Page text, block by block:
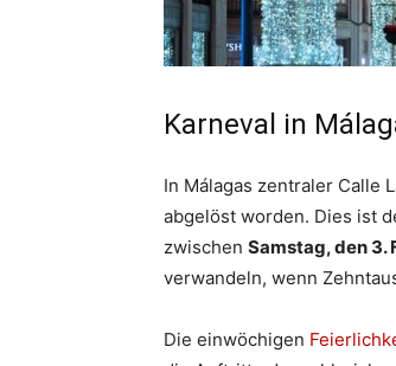
Karneval in
In Málagas zentraler Calle
abgelöst worden. Dies ist
zwischen Samstag, den 3.
verwandeln, wenn
Die einwöchigen